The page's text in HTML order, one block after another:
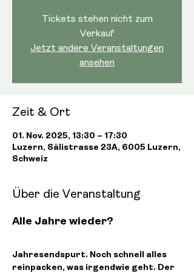
Tickets stehen nicht zum
Verkauf
Jetzt andere Veranstaltungen
ansehen
Zeit & Ort
01. Nov. 2025, 13:30 – 17:30
Luzern, Sälistrasse 23A, 6005 Luzern,
Schweiz
Über die Veranstaltung
Alle Jahre wieder?
Jahresendspurt. Noch schnell alles
reinpacken, was irgendwie geht. Der